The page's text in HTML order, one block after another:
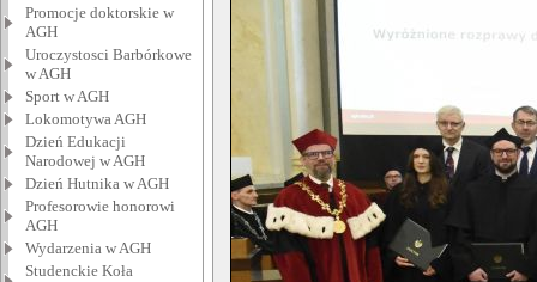
Promocje doktorskie w
AGH
Uroczystosci Barbórkowe
w AGH
Sport w AGH
Lokomotywa AGH
Dzień Edukacji
Narodowej w AGH
Dzień Hutnika w AGH
Profesorowie honorowi
AGH
Wydarzenia w AGH
Studenckie Koła